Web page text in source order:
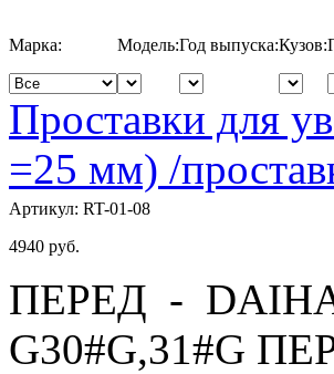
Марка: Модель:Год выпуска:Кузов:
Проставки для
=25 мм) /
Артикул: RT-01-08
4940 руб.
ПЕРЕД -
G30#G,31#G